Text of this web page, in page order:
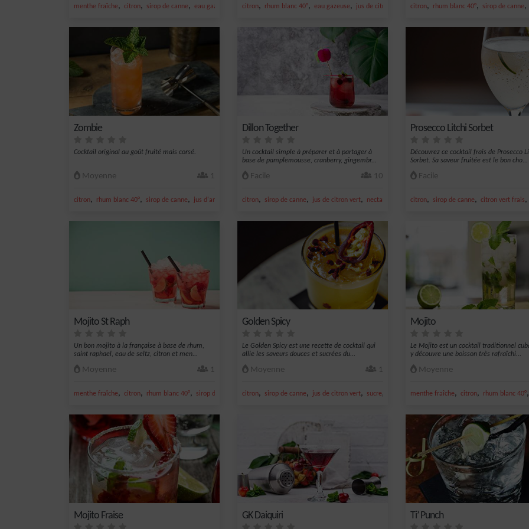
menthe fraîche, citron, sirop de canne, eau gazeuse citron vert frais
citron, rhum blanc 40°, eau gazeuse, jus de citron vert rhum ambré
citron, rhum blanc 40°, sirop de canne,
Zombie
Cocktail original au goût fruité mais corsé.
Moyenne 1
citron, rhum blanc 40°, sirop de canne, jus d'ananas jus de citron vert
Dillon Together
Un cocktail simple à préparer et à partager à
base de pamplemousse, cranberry, gingembr...
Facile 10
citron, sirop de canne, jus de citron vert, nectar de cranberry, ginger ale
Prosecco Litchi Sorbet
Découvrez ce cocktail frais de Prosecco
Sorbet. Sa saveur fruitée est le bon cho...
Facile
citron, sirop de canne, citron vert frais,
Mojito St Raph
Un bon mojito à la française à base de rhum,
saint raphael, eau de seltz, citron et men...
Moyenne 1
menthe fraîche, citron, rhum blanc 40°, sirop de canne ,jus de citron vert
Golden Spicy
Le Golden Spicy est une recette de cocktail qui
allie les saveurs douces et sucrées du...
Moyenne 1
citron, sirop de canne, jus de citron vert, sucre, nectar de maracujà
Mojito
Le Mojito est un cocktail traditionnel
y découvre une boisson très rafraîchi...
Moyenne
menthe fraîche, citron, rhum blanc 40°,
Mojito Fraise GK Daiquiri Ti’ Punch